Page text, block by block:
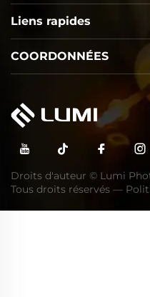
Liens rapides
COORDONNÉES
Droits d'auteur © Lumi
Tous droits réservés —